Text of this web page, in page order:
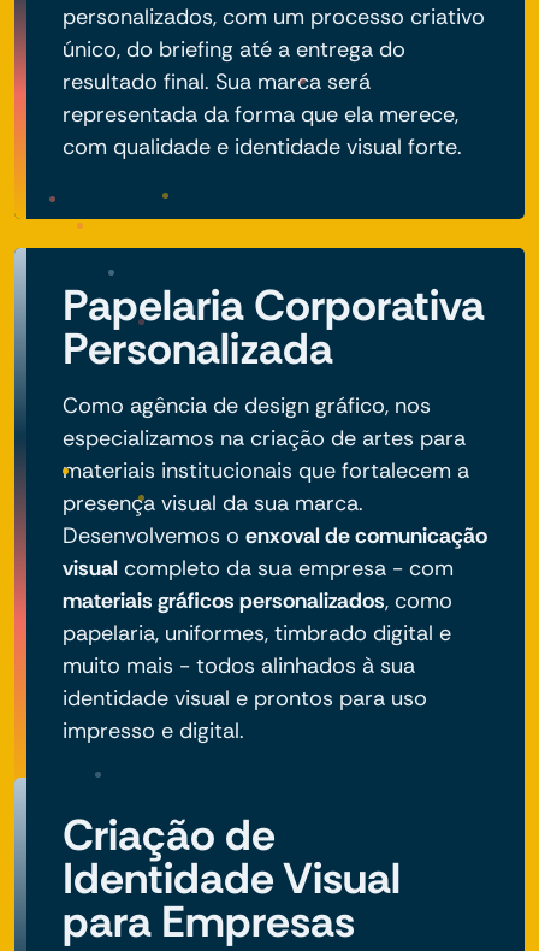
personalizados, com um processo criativo
único, do briefing até a entrega do
resultado final. Sua marca será
representada da forma que ela merece,
com qualidade e identidade visual forte.
Papelaria Corporativa
Personalizada
Como agência de design gráfico, nos
especializamos na criação de artes para
materiais institucionais que fortalecem a
presença visual da sua marca.
Desenvolvemos o enxoval de comunicação
visual completo da sua empresa - com
materiais gráficos personalizados, como
papelaria, uniformes, timbrado digital e
muito mais - todos alinhados à sua
identidade visual e prontos para uso
impresso e digital.
Criação de
Identidade Visual
para Empresas